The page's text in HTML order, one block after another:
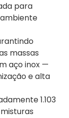
para
massas
aço inox —
e alta
1.103